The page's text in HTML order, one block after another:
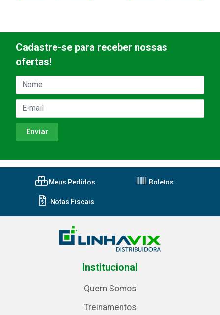
Cadastre-se para receber nossas
ofertas!
Meus Pedidos Boletos
Notas Fiscais
Institucional
Quem Somos
Treinamentos